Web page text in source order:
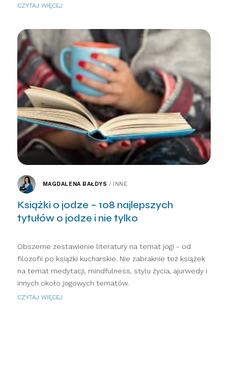
CZYTAJ WIĘCEJ
MAGDALENA BAŁDYS / INNE
Książki o jodze – 108 najlepszych
tytułów o jodze i nie tylko
Obszerne zestawienie literatury na temat jogi - od
filozofii po książki kucharskie. Nie zabraknie też książek
na temat medytacji, mindfulness, stylu życia, ajurwedy i
innych około jogowych tematów.
CZYTAJ WIĘCEJ